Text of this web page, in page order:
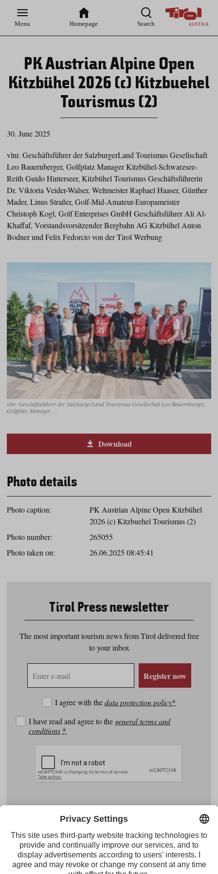
Hauptnavigation
Inhaltsbereich
Menu Homepage Search
PK Austrian Alpine Open
Kitzbühel 2026 (c) Kitzbuehel
Tourismus (2)
30. June 2025
vlnr. Geschäftsführer der SalzburgerLand Tourismus Gesellschaft
Leo Bauernberger, Golfplatz Manager Kitzbühel-Schwarzsee-
Reith Guido Hinterseer, Kitzbühel Tourismus Geschäftsführerin
Dr. Viktoria Veider-Walser, Weltmeister Raphael Haaser, Günther
Mader, Linus Straßer, Golf-Mid-Amateur-Europameister
Christoph Kogl, Golf Enterprises GmbH Geschäftsführer Ali Al-
Khaffaf, Vorstandsvorsitzender Bergbahn AG Kitzbühel Anton
Bodner und Felix Fedorcio von der Tirol Werbung
vlnr. Geschäftsführer der SalzburgerLand Tourismus Gesellschaft Leo Bauernberger,
Golfplatz Manager …
Download
Photo details
Photo caption:
PK Austrian Alpine Open Kitzbühel
2026 (c) Kitzbuehel Tourismus (2)
Photo number:
265055
Photo taken on:
26.06.2025 08:45:41
Tirol Press newsletter
The most important tourism news from Tirol delivered free
to your inbox
mail
Register now
I agree with thedata protection policy*
I have read and agree to the general terms and
conditions *
Tirol Werbung
FacebookYouTubeInstagramPinterestFeed